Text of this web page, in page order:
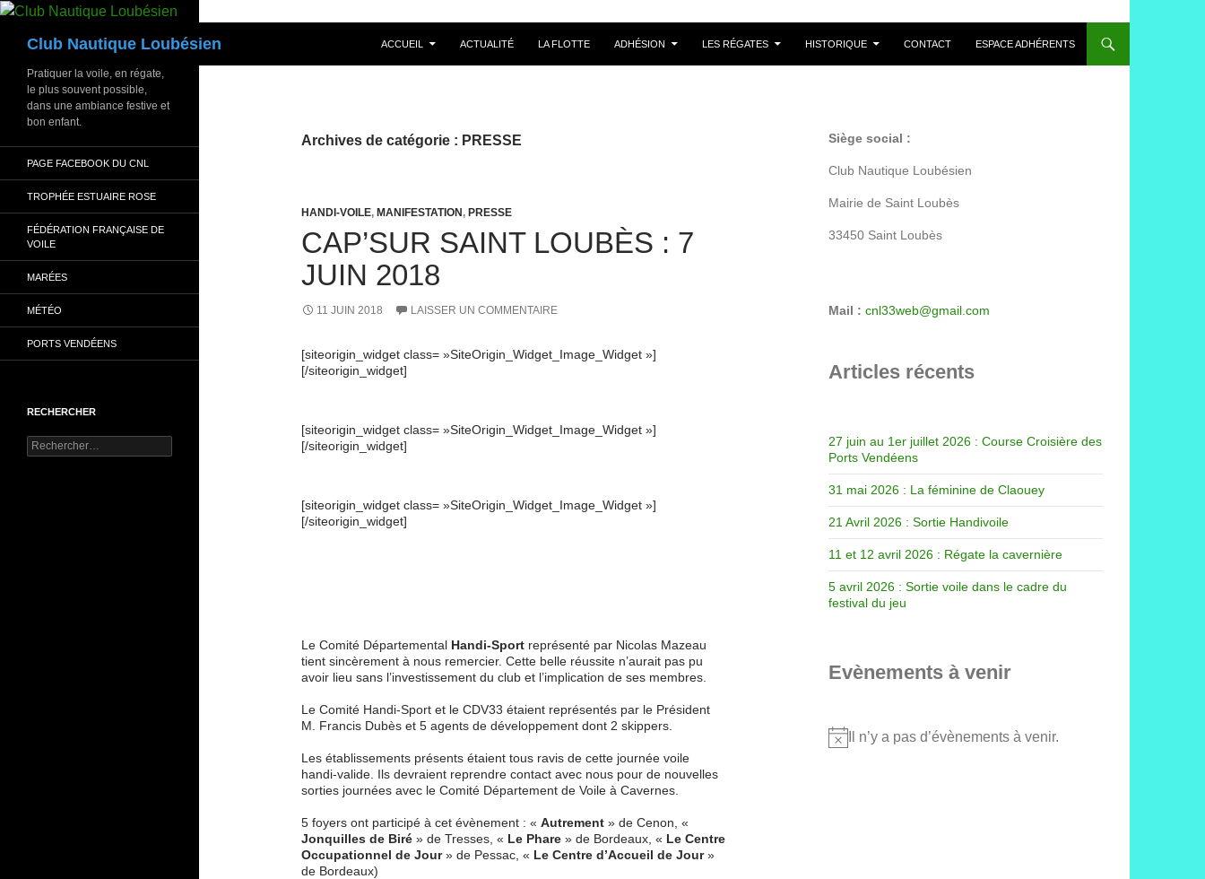
Aller
contenuClub Nautique Loubésien ACCUEIL ACTUALITÉ LA FLOTTE ADHÉSION LES RÉGATES HISTORIQUE CONTACT ESPACE ADHÉRENTS
Archives de catégorie : PRESSE
HANDI-VOILE, MANIFESTATION, PRESSE
CAP’SUR SAINT LOUBÈS : 7
JUIN 2018
11 JUIN 2018 LAISSER UN COMMENTAIRE
[siteorigin_widget class= »SiteOrigin_Widget_Image_Widget »]
[/siteorigin_widget]
[siteorigin_widget class= »SiteOrigin_Widget_Image_Widget »]
[/siteorigin_widget]
[siteorigin_widget class= »SiteOrigin_Widget_Image_Widget »]
[/siteorigin_widget]
Le Comité Départemental Handi-Sport représenté par Nicolas Mazeau
tient sincèrement à nous remercier. Cette belle réussite n’aurait pas pu
avoir lieu sans l’investissement du club et l’implication de ses membres.
Le Comité Handi-Sport et le CDV33 étaient représentés par le Président
M. Francis Dubès et 5 agents de développement dont 2 skippers.
Les établissements présents étaient tous ravis de cette journée voile
handi-valide. Ils devraient reprendre contact avec nous pour de nouvelles
sorties journées avec le Comité Département de Voile à Cavernes.
5 foyers ont participé à cet évènement : « Autrement » de Cenon, «
Jonquilles de Biré » de Tresses, « Le Phare » de Bordeaux, « Le Centre
Occupationnel de Jour» de Pessac, « Le Centre d’Accueil de Jour»
de Bordeaux)
Siège social :
Club Nautique Loubésien
Mairie de Saint Loubès
33450 Saint Loubès
Mail : cnl33web@gmail.com
Articles récents
27 juin au 1er juillet 2026 : Course Croisière des
Ports Vendéens
31 mai 2026 : La féminine de Claouey
21 Avril 2026 : Sortie Handivoile
11 et 12 avril 2026 : Régate la cavernière
5 avril 2026 : Sortie voile dans le cadre du
festival du jeu
Evènements à venir
Notice
Il n’y a pas d’évènements à venir.
Pratiquer la voile, en régate,
le plus souvent possible,
dans une ambiance festive et
bon enfant.
PAGE FACEBOOK DU CNL
TROPHÉE ESTUAIRE ROSE
FÉDÉRATION FRANÇAISE DE
VOILE
MARÉES
MÉTÉO
PORTS VENDÉENS
RECHERCHER
Rechercher :